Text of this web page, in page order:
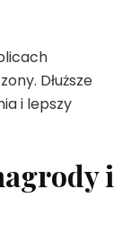
Dłuższe
i lepszy
i